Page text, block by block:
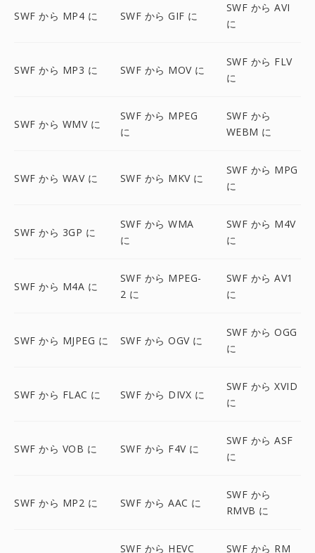
SWF から MP4 に SWF から GIF に
SWF から AVI
に
SWF から MP3 に SWF から MOV に
SWF から FLV
に
SWF から WMV に
SWF から MPEG
に
SWF から
WEBM に
SWF から WAV に SWF から MKV に
SWF から MPG
に
SWF から 3GP に
SWF から WMA
に
SWF から M4V
に
SWF から M4A に
SWF から MPEG-
2 に
SWF から AV1
に
SWF から MJPEG に SWF から OGV に
SWF から OGG
に
SWF から FLAC に SWF から DIVX に
SWF から XVID
に
SWF から VOB に SWF から F4V に
SWF から ASF
に
SWF から MP2 に SWF から AAC に
SWF から
RMVB に
SWF から HEVC SWF から RM